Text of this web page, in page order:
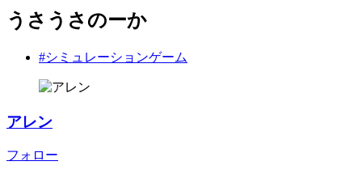
うさうさのーか
#シミュレーションゲーム
アレン
フォロー